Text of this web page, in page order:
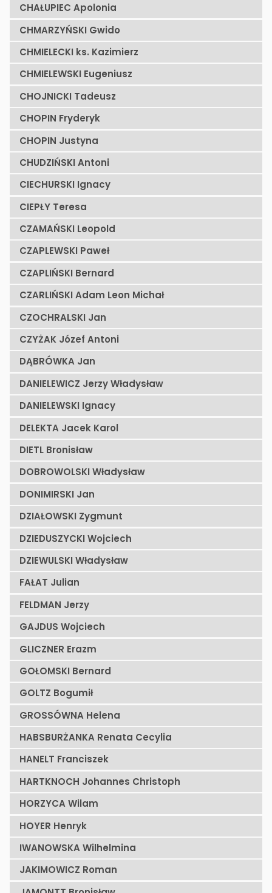
CHAŁUPIEC Apolonia
CHMARZYŃSKI Gwido
CHMIELECKI ks. Kazimierz
CHMIELEWSKI Eugeniusz
CHOJNICKI Tadeusz
CHOPIN Fryderyk
CHOPIN Justyna
CHUDZIŃSKI Antoni
CIECHURSKI Ignacy
CIEPŁY Teresa
CZAMAŃSKI Leopold
CZAPLEWSKI Paweł
CZAPLIŃSKI Bernard
CZARLIŃSKI Adam Leon Michał
CZOCHRALSKI Jan
CZYŻAK Józef Antoni
DĄBRÓWKA Jan
DANIELEWICZ Jerzy Władysław
DANIELEWSKI Ignacy
DELEKTA Jacek Karol
DIETL Bronisław
DOBROWOLSKI Władysław
DONIMIRSKI Jan
DZIAŁOWSKI Zygmunt
DZIEDUSZYCKI Wojciech
DZIEWULSKI Władysław
FAŁAT Julian
FELDMAN Jerzy
GAJDUS Wojciech
GLICZNER Erazm
GOŁOMSKI Bernard
GOLTZ Bogumił
GROSSÓWNA Helena
HABSBURŻANKA Renata Cecylia
HANELT Franciszek
HARTKNOCH Johannes Christoph
HORZYCA Wilam
HOYER Henryk
IWANOWSKA Wilhelmina
JAKIMOWICZ Roman